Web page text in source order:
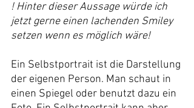
! Hinter dieser Aussage würde ich
jetzt gerne einen lachenden Smiley
setzen wenn es möglich wäre!
Ein Selbstportrait ist die Darstellung
der eigenen Person. Man schaut in
einen Spiegel oder benutzt dazu ein